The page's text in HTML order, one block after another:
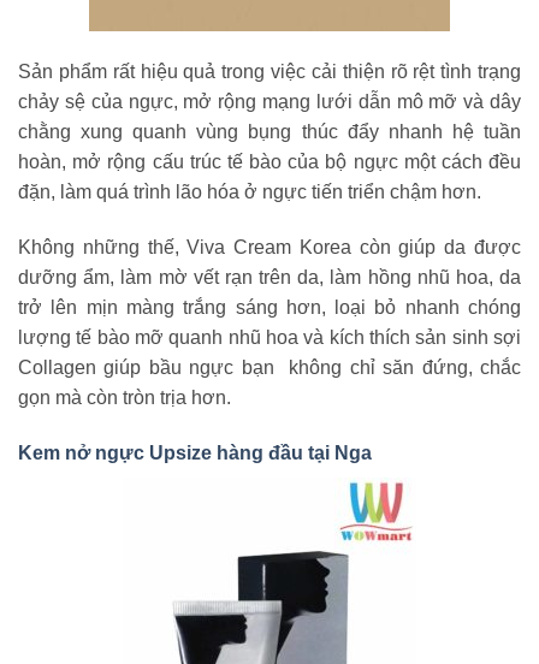
Sản phẩm rất hiệu quả trong việc cải thiện rõ rệt tình trạng
chảy sệ của ngực, mở rộng mạng lưới dẫn mô mỡ và dây
chằng xung quanh vùng bụng thúc đẩy nhanh hệ tuần
hoàn, mở rộng cấu trúc tế bào của bộ ngực một cách đều
đặn, làm quá trình lão hóa ở ngực tiến triển chậm hơn.
Không những thế, Viva Cream Korea còn giúp da được
dưỡng ẩm, làm mờ vết rạn trên da, làm hồng nhũ hoa, da
trở lên mịn màng trắng sáng hơn, loại bỏ nhanh chóng
lượng tế bào mỡ quanh nhũ hoa và kích thích sản sinh sợi
Collagen giúp bầu ngực bạn không chỉ săn đứng, chắc
gọn mà còn tròn trịa hơn.
Kem nở ngực Upsize hàng đầu tại Nga